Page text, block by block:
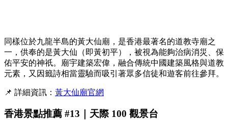
同樣位於九龍半島的黃大仙廟，是香港最著名的道教寺廟之
一，供奉的是黃大仙（即黃初平），被視為能夠治病消災、保
佑平安的神祇。廟宇建築宏偉，融合傳統中國建築風格與道教
元素，又因籤詩相當靈驗而吸引著眾多信徒和遊客前往參拜。
📌 詳細資訊： 黃大仙廟官網
香港景點推薦 #13｜天際 100 觀景台